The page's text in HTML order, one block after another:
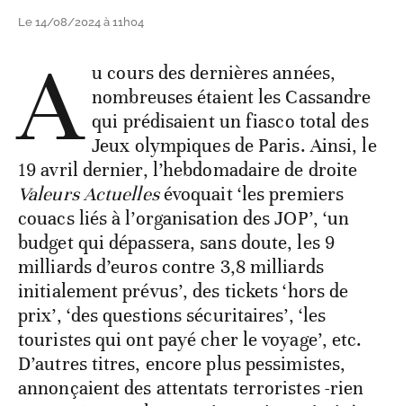
Le 14/08/2024 à 11h04
A u cours des dernières années,
nombreuses étaient les Cassandre
qui prédisaient un fiasco total des
Jeux olympiques de Paris. Ainsi, le
19 avril dernier, l’hebdomadaire de droite
Valeurs Actuellesévoquait ‘les premiers
couacs liés à l’organisation des JOP’, ‘un
budget qui dépassera, sans doute, les 9
milliards d’euros contre 3,8 milliards
initialement prévus’, des tickets ‘hors de
prix’, ‘des questions sécuritaires’, ‘les
touristes qui ont payé cher le voyage’, etc.
D’autres titres, encore plus pessimistes,
annonçaient des attentats terroristes -rien